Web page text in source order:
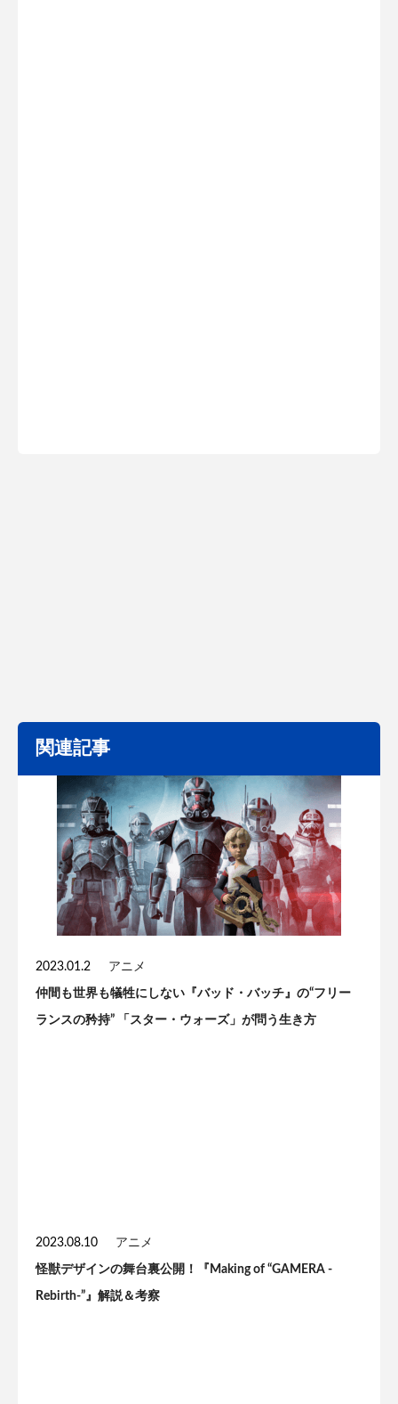
関連記事
2023.01.2 アニメ
仲間も世界も犠牲にしない『バッド・バッチ』の“フリー
ランスの矜持” 「スター・ウォーズ」が問う生き方
2023.08.10 アニメ
怪獣デザインの舞台裏公開！『Making of “GAMERA -
Rebirth-”』解説＆考察